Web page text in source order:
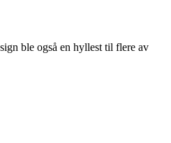
ble også en hyllest til flere av